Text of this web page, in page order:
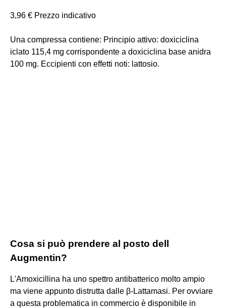
3,96 € Prezzo indicativo
Una compressa contiene: Principio attivo: doxiciclina
iclato 115,4 mg corrispondente a doxiciclina base anidra
100 mg. Eccipienti con effetti noti: lattosio.
Cosa si può prendere al posto dell
Augmentin?
L'Amoxicillina ha uno spettro antibatterico molto ampio
ma viene appunto distrutta dalle β-Lattamasi. Per ovviare
a questa problematica in commercio è disponibile in